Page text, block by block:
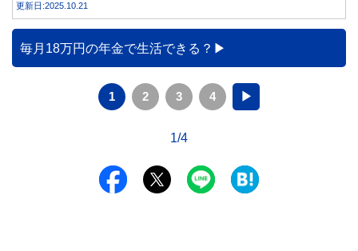
更新日:2025.10.21
毎月18万円の年金で生活できる？
1 2 3 4 ▶
1/4